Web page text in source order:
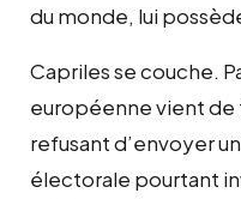
du monde, lui
Capriles se couche.
européenne vient de
refusant d’envoyer
électorale pourtant